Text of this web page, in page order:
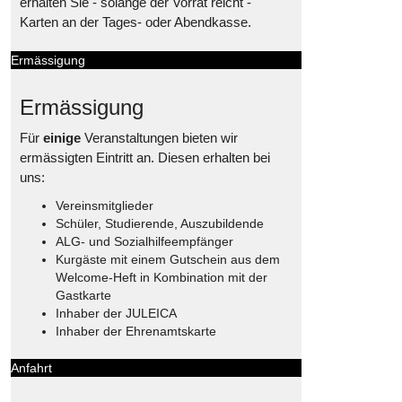
Karten an der Tages- oder Abendkasse.
Ermässigung
Ermässigung
Für einigeVeranstaltungen bieten wir
ermässigten Eintritt an. Diesen erhalten bei
uns:
Vereinsmitglieder
Schüler, Studierende, Auszubildende
ALG- und Sozialhilfeempfänger
Kurgäste mit einem Gutschein aus dem
Welcome-Heft in Kombination mit der
Gastkarte
Inhaber der JULEICA
Inhaber der Ehrenamtskarte
Anfahrt